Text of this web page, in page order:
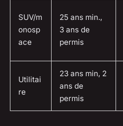
SUV/m
onosp
ace
25 ans min.,
3 ans de
permis
Utilitai
re
23 ans min, 2
ans de
permis